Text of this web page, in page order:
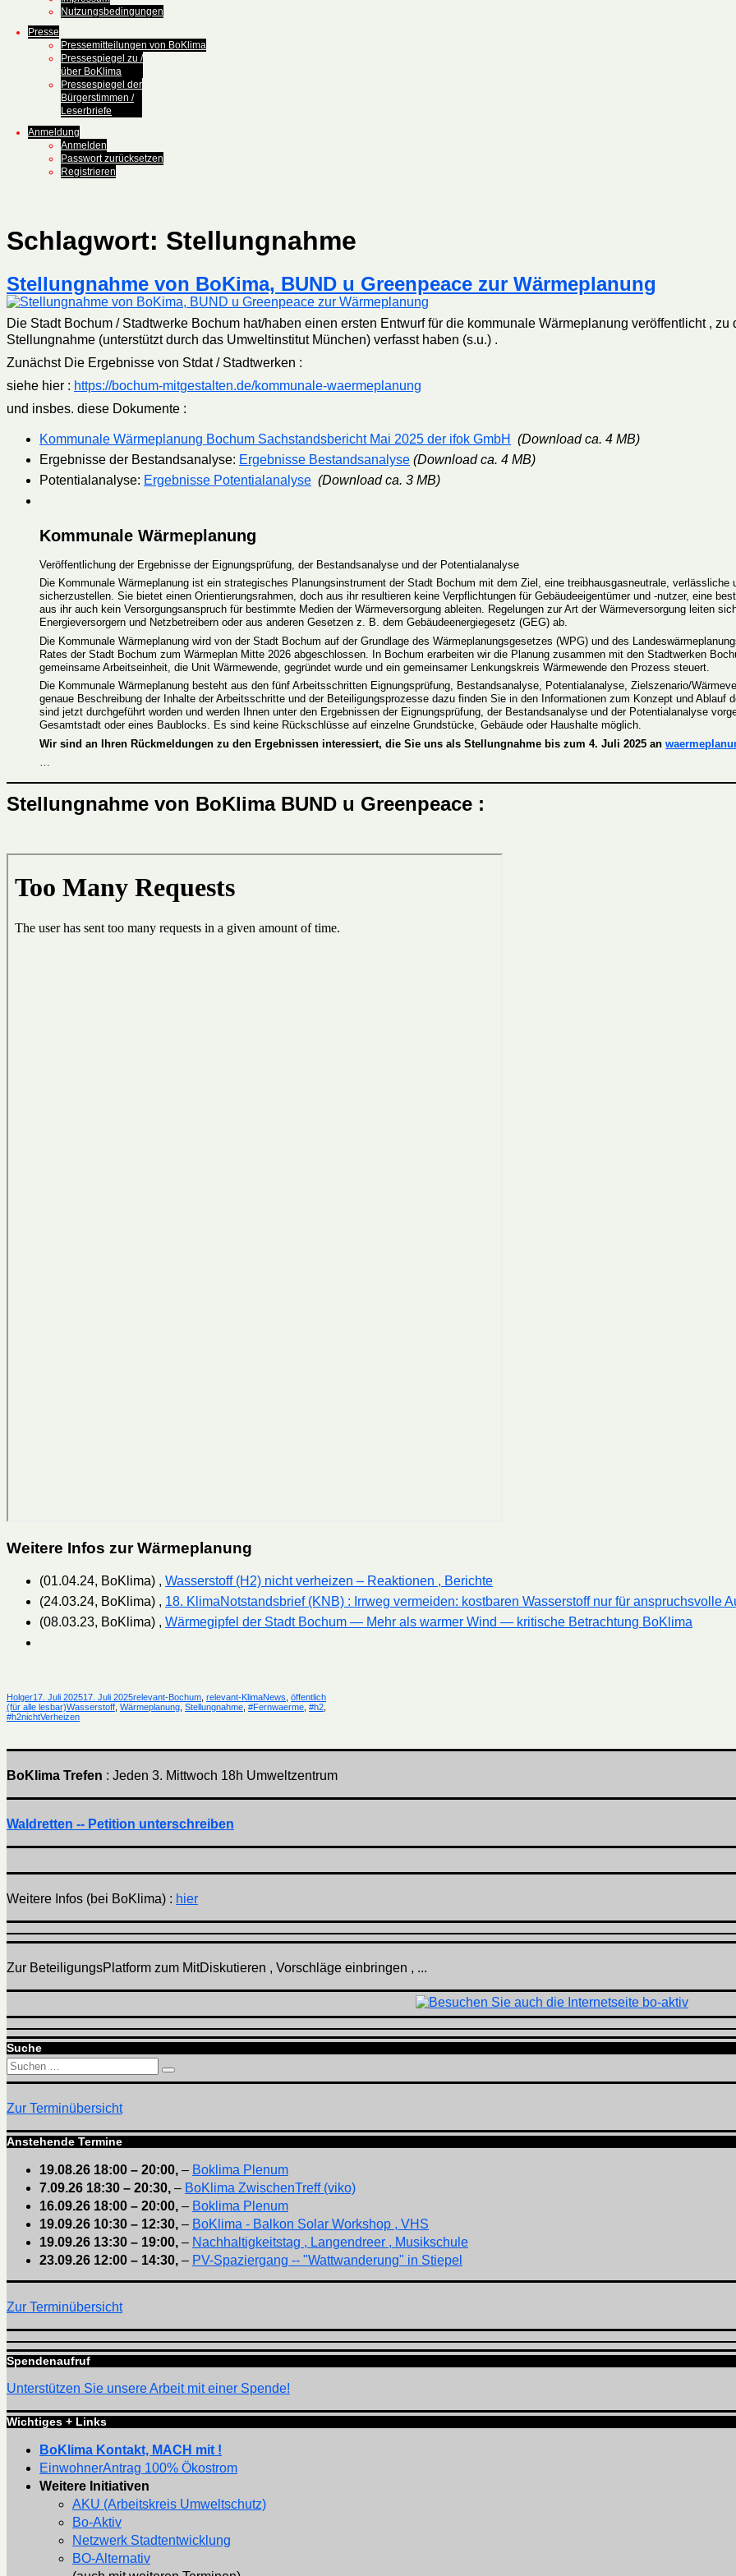
Nutzungsbedingungen
Presse
Pressemitteilungen von BoKlima
Pressespiegel zu /
über BoKlima
Pressespiegel der
Bürgerstimmen /
Leserbriefe
Anmeldung
Anmelden
Passwort zurücksetzen
Registrieren
Schlagwort: Stellungnahme
Stellungnahme von BoKima, BUND u Greenpeace zur Wärmeplanung
Die Stadt Bochum / Stadtwerke Bochum hat/haben einen ersten Entwurf für die kommunale Wärmeplanung veröffentlicht ,
Stellungnahme (unterstützt durch das Umweltinstitut München) verfasst haben (s.u.) .
Zunächst Die Ergebnisse von Stdat / Stadtwerken :
siehe hier : https://bochum-mitgestalten.de/kommunale-waermeplanung
und insbes. diese Dokumente :
Kommunale Wärmeplanung Bochum Sachstandsbericht Mai 2025 der ifok GmbH
(Download ca. 4 MB)
Ergebnisse der Bestandsanalyse: Ergebnisse Bestandsanalyse (Download ca. 4 MB)
Potentialanalyse: Ergebnisse Potentialanalyse (Download ca. 3 MB)
Kommunale Wärmeplanung
Veröffentlichung der Ergebnisse der Eignungsprüfung, der Bestandsanalyse und der Potentialanalyse
Die Kommunale Wärmeplanung ist ein strategisches Planungsinstrument der Stadt Bochum mit dem Ziel, eine treibhausgasneutrale, verlässliche
sicherzustellen. Sie bietet einen Orientierungsrahmen, doch aus ihr resultieren keine Verpflichtungen für Gebäudeeigentümer und -nutzer, eine
aus ihr auch kein Versorgungsanspruch für bestimmte Medien der Wärmeversorgung ableiten. Regelungen zur Art der Wärmeversorgung leiten
Energieversorgern und Netzbetreibern oder aus anderen Gesetzen z. B. dem Gebäudeenergiegesetz (GEG) ab.
Die Kommunale Wärmeplanung wird von der Stadt Bochum auf der Grundlage des Wärmeplanungsgesetzes (WPG) und des
Rates der Stadt Bochum zum Wärmeplan Mitte 2026 abgeschlossen. In Bochum erarbeiten wir die Planung zusammen mit den Stadtwerken
gemeinsame Arbeitseinheit, die Unit Wärmewende, gegründet wurde und ein gemeinsamer Lenkungskreis Wärmewende den Prozess steuert.
Die Kommunale Wärmeplanung besteht aus den fünf Arbeitsschritten Eignungsprüfung, Bestandsanalyse, Potentialanalyse, Zielszenario/
genaue Beschreibung der Inhalte der Arbeitsschritte und der Beteiligungsprozesse dazu finden Sie in den Informationen zum Konzept und Ablauf
sind jetzt durchgeführt worden und werden Ihnen unter den Ergebnissen der Eignungsprüfung, der Bestandsanalyse und der Potentialanalyse
Gesamtstadt oder eines Baublocks. Es sind keine Rückschlüsse auf einzelne Grundstücke, Gebäude oder Haushalte möglich.
Wir sind an Ihren Rückmeldungen zu den Ergebnissen interessiert, die Sie uns als Stellungnahme bis zum 4. Juli 2025 an
…
Stellungnahme von BoKlima BUND u Greenpeace :
Weitere Infos zur Wärmeplanung
(01.04.24, BoKlima) , Wasserstoff (H2) nicht verheizen – Reaktionen , Berichte
(24.03.24, BoKlima) , 18. KlimaNotstandsbrief (KNB) : Irrweg vermeiden: kostbaren Wasserstoff nur für anspruchsvolle
(08.03.23, BoKlima) , Wärmegipfel der Stadt Bochum — Mehr als warmer Wind — kritische Betrachtung BoKlima
Autor
HolgerVeröffentlicht
am
17. Juli 202517. Juli 2025Kategorien
relevant-Bochum relevant-KlimaNews öffentlich
(für alle lesbar)Schlagwörter
Wasserstoff Wärmeplanung Stellungnahme #Fernwaerme #h2
#h2nichtVerheizen
BoKlima Trefen : Jeden 3. Mittwoch 18h Umweltzentrum
Waldretten -- Petition unterschreiben
Weitere Infos (bei BoKlima) : hier
Zur BeteiligungsPlatform zum MitDiskutieren , Vorschläge einbringen , ...
Suche
Suchen
nach:
Suchen
Zur Terminübersicht
Anstehende Termine
19.08.26 18:00 – 20:00, – Boklima Plenum
7.09.26 18:30 – 20:30, – BoKlima ZwischenTreff (viko)
16.09.26 18:00 – 20:00, – Boklima Plenum
19.09.26 10:30 – 12:30, – BoKlima - Balkon Solar Workshop , VHS
19.09.26 13:30 – 19:00, – Nachhaltigkeitstag , Langendreer , Musikschule
23.09.26 12:00 – 14:30, – PV-Spaziergang -- "Wattwanderung" in Stiepel
Zur Terminübersicht
Spendenaufruf
Unterstützen Sie unsere Arbeit mit einer Spende!
Wichtiges + Links
BoKlima Kontakt, MACH mit !
EinwohnerAntrag 100% Ökostrom
Weitere Initiativen
AKU (Arbeitskreis Umweltschutz)
Bo-Aktiv
Netzwerk Stadtentwicklung
BO-Alternativ